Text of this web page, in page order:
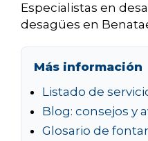
Especialistas en
desagües en
Más información
Listado de
Blog: consejos y
Glosario de